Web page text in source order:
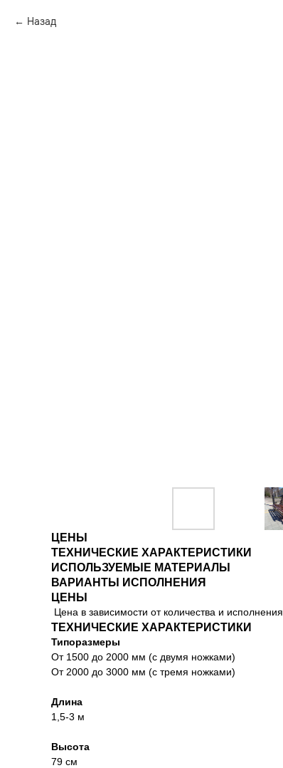
Назад
ЦЕНЫ
ТЕХНИЧЕСКИЕ ХАРАКТЕРИСТИКИ
ИСПОЛЬЗУЕМЫЕ МАТЕРИАЛЫ
ВАРИАНТЫ ИСПОЛНЕНИЯ
ЦЕНЫ
Цена в зависимости от количества и исполнения
ТЕХНИЧЕСКИЕ ХАРАКТЕРИСТИКИ
Типоразмеры
От 1500 до 2000 мм (с двумя ножками)
От 2000 до 3000 мм (с тремя ножками)
Длина
1,5-3 м
Высота
79 см